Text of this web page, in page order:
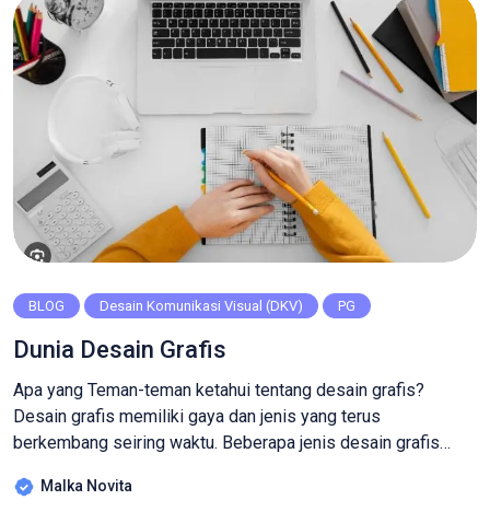
algoritma AI. Contoh kolaborasi yang menarik antara AI dan
seni antara […]
BLOG Desain Komunikasi Visual (DKV) PG
Dunia Desain Grafis
Apa yang Teman-teman ketahui tentang desain grafis?
Desain grafis memiliki gaya dan jenis yang terus
berkembang seiring waktu. Beberapa jenis desain grafis
teknis untuk menyampaikan pesan atau informasi dengan
Malka Novita